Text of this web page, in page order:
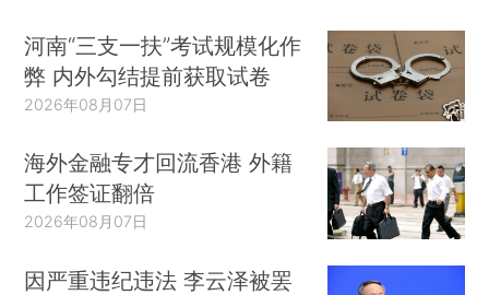
河南“三支一扶”考试规模化作
弊 内外勾结提前获取试卷
2026年08月07日
海外金融专才回流香港 外籍
工作签证翻倍
2026年08月07日
因严重违纪违法 李云泽被罢